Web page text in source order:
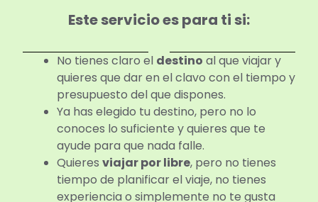
Este servicio es para ti si:
No tienes claro el destino al que viajar y
quieres que dar en el clavo con el tiempo y
presupuesto del que dispones.
Ya has elegido tu destino, pero no lo
conoces lo suficiente y quieres que te
ayude para que nada falle.
Quieres viajar por libre, pero no tienes
tiempo de planificar el viaje, no tienes
experiencia o simplemente no te gusta